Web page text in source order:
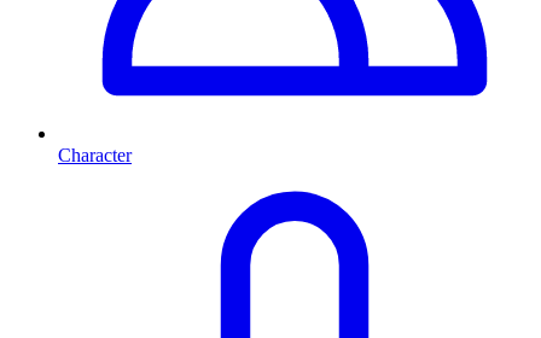
Character